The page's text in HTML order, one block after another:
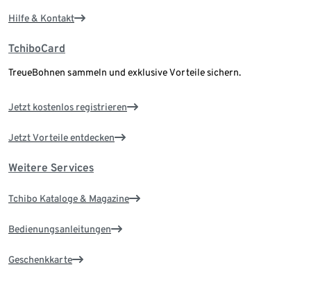
Hilfe & Kontakt
TchiboCard
TreueBohnen sammeln und exklusive Vorteile sichern.
Jetzt kostenlos registrieren
Jetzt Vorteile entdecken
Weitere Services
Tchibo Kataloge & Magazine
Bedienungsanleitungen
Geschenkkarte